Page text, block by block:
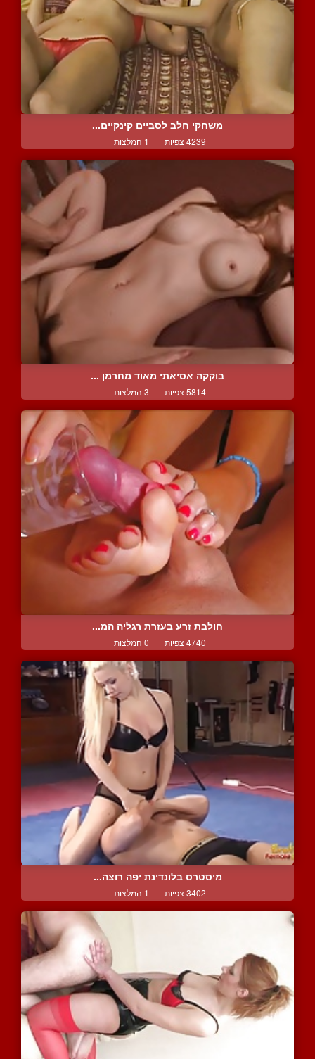
משחקי חלב לסביים קינקיים...
4239 צפיות | 1 המלצות
בוקקה אסיאתי מאוד מחרמן ...
5814 צפיות | 3 המלצות
חולבת זרע בעזרת רגליה המ...
4740 צפיות | 0 המלצות
מיסטרס בלונדינת יפה רוצה...
3402 צפיות | 1 המלצות